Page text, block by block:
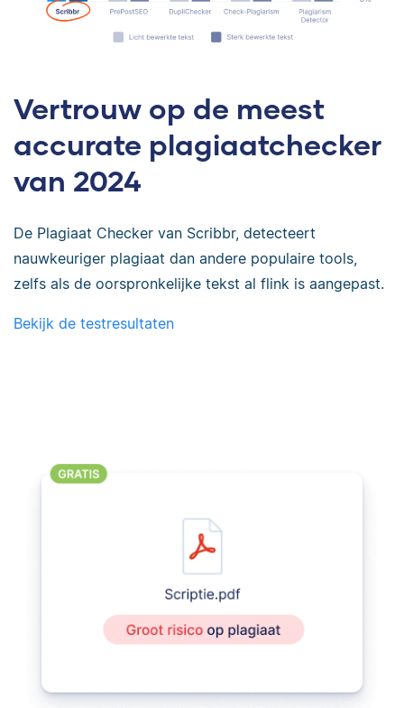
Vertrouw op de meest
accurate plagiaatchecker
van 2024
De Plagiaat Checker van Scribbr, detecteert
nauwkeuriger plagiaat dan andere populaire tools,
zelfs als de oorspronkelijke tekst al flink is aangepast.
Bekijk de testresultaten